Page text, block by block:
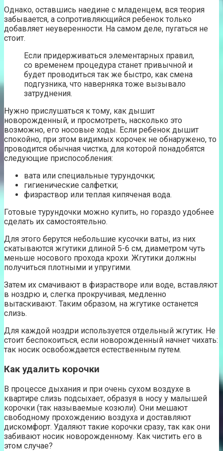
Однако, оставшись наедине с младенцем, вся теория
забывается, а сопротивляющийся ребенок только
добавляет неуверенности. На самом деле, пугаться не
стоит.
Если придерживаться элементарных правил,
со временем процедура станет привычной и
будет проводиться так же быстро, как смена
подгузника, что наверняка тоже вызывало
затруднения.
Нужно прислушаться к тому, как дышит
новорожденный, и просмотреть, насколько это
возможно, его носовые ходы. Если ребенок дышит
спокойно, при этом видимых корочек не обнаружено, то
проводится обычная чистка, для которой понадобятся
следующие приспособления:
вата или специальные турундочки;
гигиенические салфетки;
физраствор или теплая кипяченая вода.
Готовые турундочки можно купить, но гораздо удобнее
сделать их самостоятельно.
Для этого берутся небольшие кусочки ваты, из них
скатываются жгутики длиной 5-6 см, диаметром чуть
меньше носового прохода крохи. Жгутики должны
получиться плотными и упругими.
Затем их смачивают в физрастворе или воде, вставляют
в ноздрю и, слегка прокручивая, медленно
вытаскивают. Таким образом, на жгутике останется
слизь.
Для каждой ноздри используется отдельный жгутик. Не
стоит беспокоиться, если новорожденный начнет чихать:
так носик освобождается естественным путем.
Как удалить корочки
В процессе дыхания и при очень сухом воздухе в
квартире слизь подсыхает, образуя в носу у малышей
корочки (так называемые козюли). Они мешают
свободному прохождению воздуха и доставляют
дискомфорт. Удаляют такие корочки сразу, так как они
забивают носик новорожденному. Как чистить его в
этом случае?